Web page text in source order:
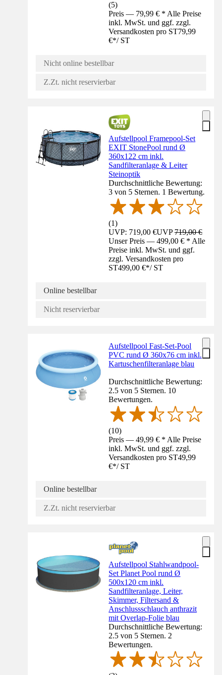
(5)
Preis — 79,99 € * Alle Preise
inkl. MwSt. und ggf. zzgl.
Versandkosten pro ST79,99
€*/ ST
Nicht online bestellbar
Z.Zt. nicht reservierbar
Aufstellpool Framepool-Set
EXIT StonePool rund Ø
360x122 cm inkl.
Sandfilteranlage & Leiter
Steinoptik
Durchschnittliche Bewertung:
3 von 5 Sternen. 1 Bewertung.
(1)
UVP: 719,00 €UVP719,00 €
Unser Preis — 499,00 € * Alle
Preise inkl. MwSt. und ggf.
zzgl. Versandkosten pro
ST499,00 €*/ ST
Online bestellbar
Nicht reservierbar
Aufstellpool Fast-Set-Pool
PVC rund Ø 360x76 cm inkl.
Kartuschenfilteranlage blau
Durchschnittliche Bewertung:
2.5 von 5 Sternen. 10
Bewertungen.
(10)
Preis — 49,99 € * Alle Preise
inkl. MwSt. und ggf. zzgl.
Versandkosten pro ST49,99
€*/ ST
Online bestellbar
Z.Zt. nicht reservierbar
Aufstellpool Stahlwandpool-
Set Planet Pool rund Ø
500x120 cm inkl.
Sandfilteranlage, Leiter,
Skimmer, Filtersand &
Anschlussschlauch anthrazit
mit Overlap-Folie blau
Durchschnittliche Bewertung:
2.5 von 5 Sternen. 2
Bewertungen.